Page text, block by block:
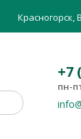
Красногорск,
+7
пн-